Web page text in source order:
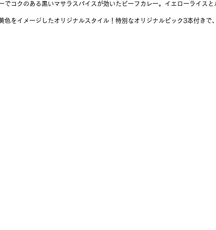
でコクのある黒いマサラスパイスが効いたビーフカレー。イエローライス
色をイメージしたオリジナルスタイル！特別なオリジナルピック3本付きで